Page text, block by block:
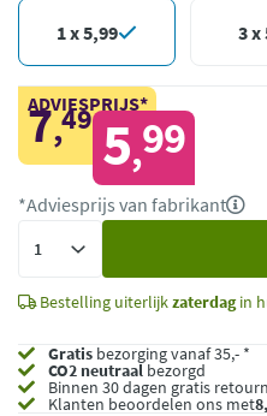
1 x 5,99 3 x
ADVIESPRIJS*
7,49 5,99
*Adviesprijs van fabrikant
Bestelling uiterlijkzaterdagin
Gratis bezorging vanaf 35,- *
CO2 neutraalbezorgd
Binnen 30 dagen gratis
Klanten beoordelen ons met